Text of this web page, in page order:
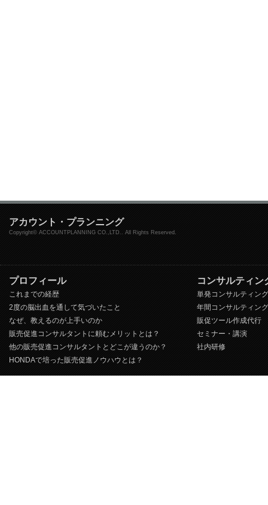
アカウント・プランニング
Copyright© ACCOUNTPLANNING CO.,LTD.. All Rights Reserved.
プロフィール
これまでの経歴
2度の脳出血を通して気づいたこと
なぜ、教えるのが上手いのか
販売促進コンサルタントに頼むメリットとは？
他の販売促進コンサルタントとどこが違うのか？
HONDAで培った販売促進ノウハウとは？
コンサルティン
単発コンサルティング
年間コンサルティング
販促ツール作成代行
セミナー・講演
社内研修